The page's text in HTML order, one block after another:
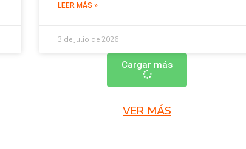
LEER MÁS »
3 de julio de 2026
Cargar más
VER MÁS